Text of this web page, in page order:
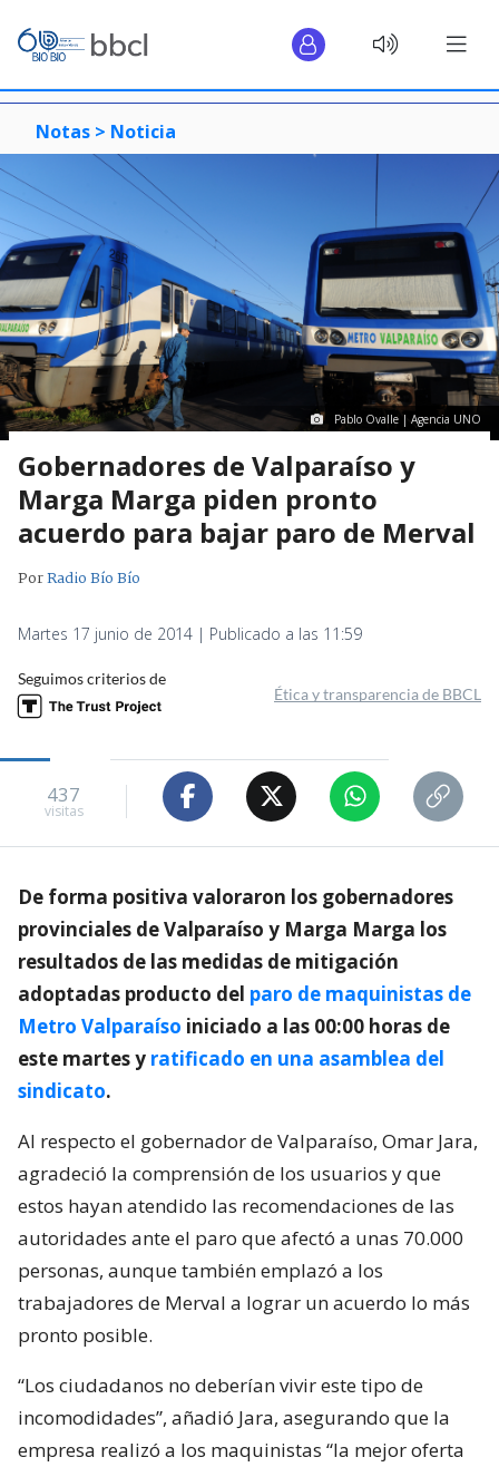
Notas > Noticia
Pablo Ovalle | Agencia UNO
Gobernadores de Valparaíso y
Marga Marga piden pronto
acuerdo para bajar paro de Merval
PorRadio Bío Bío
Martes 17 junio de 2014 | Publicado a las 11:59
Seguimos criterios de
Ética y transparencia de BBCL
437
visitas
De forma positiva valoraron los gobernadores
provinciales de Valparaíso y Marga Marga los
resultados de las medidas de mitigación
adoptadas producto del paro de maquinistas de
Metro Valparaíso iniciado a las 00:00 horas de
este martes y ratificado en una asamblea del
sindicato.
Al respecto el gobernador de Valparaíso, Omar Jara,
agradeció la comprensión de los usuarios y que
estos hayan atendido las recomendaciones de las
autoridades ante el paro que afectó a unas 70.000
personas, aunque también emplazó a los
trabajadores de Merval a lograr un acuerdo lo más
pronto posible.
“Los ciudadanos no deberían vivir este tipo de
incomodidades”, añadió Jara, asegurando que la
empresa realizó a los maquinistas “la mejor oferta